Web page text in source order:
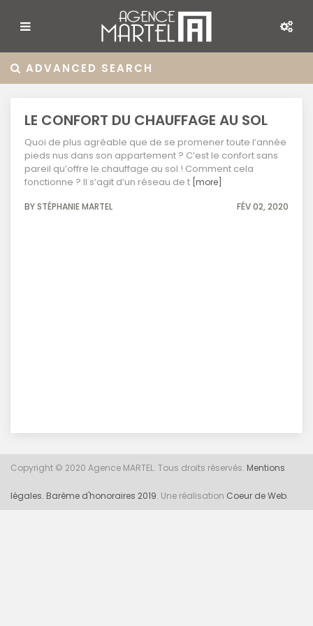
ADVANCED SEARCH
LE CONFORT DU CHAUFFAGE AU SOL
Quoi de plus agréable que de se promener toute l’année
pieds nus dans son appartement ? C’est le confort sans
pareil qu’offre le chauffage au sol ! Comment cela
fonctionne ? Il s’agit d’un réseau de t [more]
BY STÉPHANIE MARTEL FÉV 02, 2020
Copyright © 2020 Agence MARTEL. Tous droits réservés. Mentions
légales. Barème d'honoraires 2019. Une réalisation Coeur de Web.